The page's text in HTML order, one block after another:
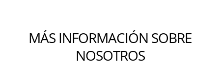
MÁS INFORMACIÓN SOBRE
NOSOTROS